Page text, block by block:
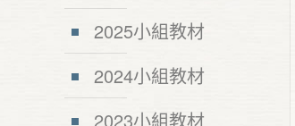
2025小組教材
2024小組教材
2023小組教材